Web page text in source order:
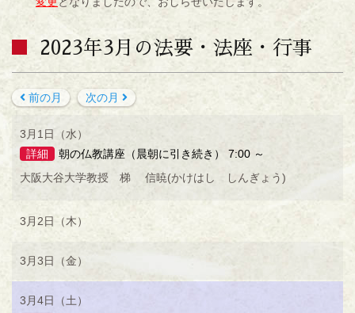
2023年3月の法要・法座・行事
前の月 次の月
3月1日（水）
詳細
朝の仏教講座（晨朝に引き続き） 7:00 ～
大阪大谷大学教授 梯 信暁(かけはし しんぎょう)
3月2日（木）
3月3日（金）
3月4日（土）